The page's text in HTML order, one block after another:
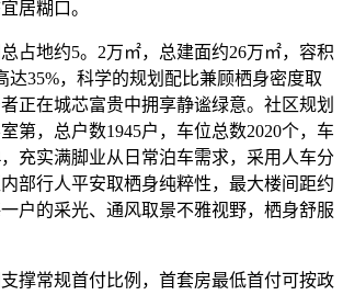
居糊口。
地约5。2万㎡，总建面约26万㎡，容积
达35%，科学的规划配比兼顾栖身密度取
正在城芯富贵中拥享静谧绿意。社区规划
第，总户数1945户，车位总数2020个，车
充实满脚业从日常泊车需求，采用人车分
部行人平安取栖身纯粹性，最大楼间距约
户的采光、通风取景不雅视野，栖身舒服
常规首付比例，首套房最低首付可按政